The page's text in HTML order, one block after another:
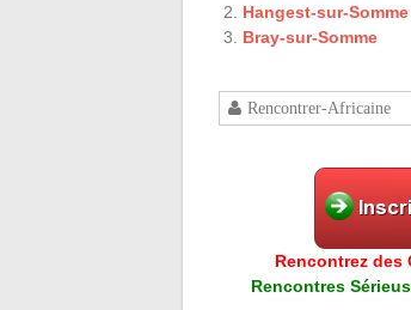
Hangest-sur-Somme
Bray-sur-Somme
Rencontrer-Africaine
Rencontrez des
Rencontres